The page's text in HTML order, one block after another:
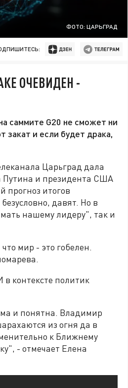
ФОТО: ЦАРЬГРАД
ОЧЕВИДЕН -
саммите G20 не сможет ни
и если будет драка,
Царьград дала
Путина и президента США
прогноз итогов
давят. Но в
нашему лидеру", так и
мир - это гобелен.
контексте политик
и понятна. Владимир
из огня да в
к Ближнему
- отмечает Елена